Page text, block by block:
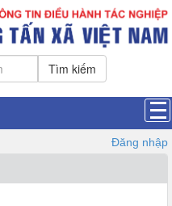
Tìm kiếm
Đăng nhập